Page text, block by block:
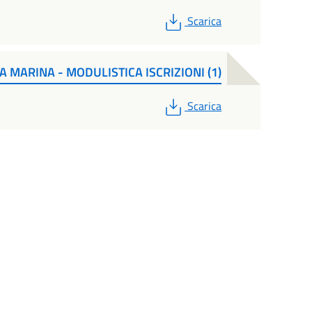
PDF
Scarica
MARINA - MODULISTICA ISCRIZIONI (1)
PDF
Scarica